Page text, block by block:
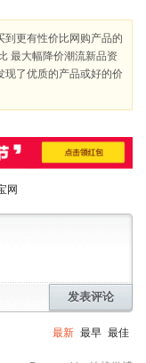
到更有性价比网购产品的
最大幅降价潮流新品资
现了优质的产品或好的价
网
发表评论
最新 最早 最佳